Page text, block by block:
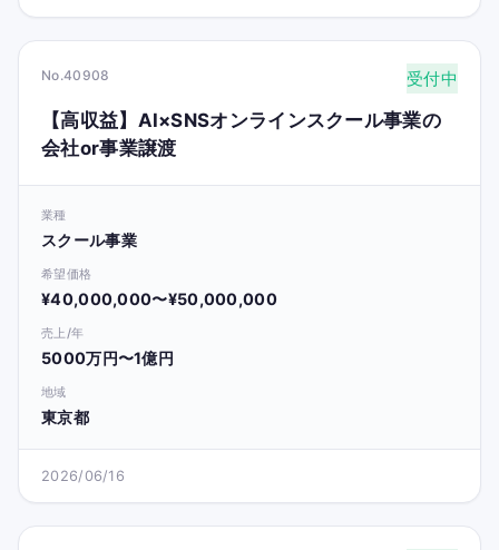
No.40908 受付中
【高収益】AI×SNSオンラインスクール事業の
会社or事業譲渡
業種
スクール事業
希望価格
¥40,000,000〜¥50,000,000
売上/年
5000万円〜1億円
地域
東京都
2026/06/16